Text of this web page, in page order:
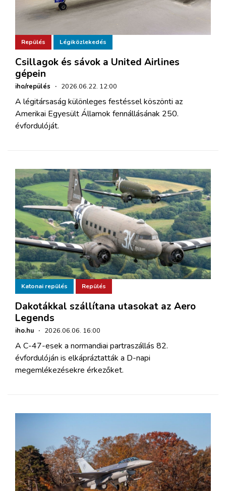
Repülés Légiközlekedés
Csillagok és sávok a United Airlines
gépein
iho/repülés · 2026.06.22. 12:00
A légitársaság különleges festéssel köszönti az
Amerikai Egyesült Államok fennállásának 250.
évfordulóját.
Katonai repülés Repülés
Dakotákkal szállítana utasokat az Aero
Legends
iho.hu · 2026.06.06. 16:00
A C-47-esek a normandiai partraszállás 82.
évfordulóján is elkápráztatták a D-napi
megemlékezésekre érkezőket.